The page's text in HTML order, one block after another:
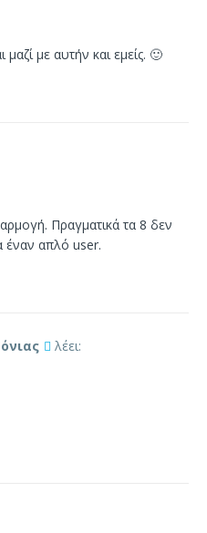
μαζί με αυτήν και εμείς. 🙂
Πραγματικά τα 8 δεν
έναν απλό user.
λέει: